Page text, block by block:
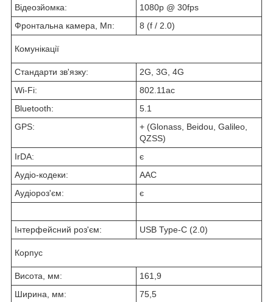
Відеозйомка:
1080p @ 30fps
Фронтальна камера, Мп:
8 (f / 2.0)
Комунікації
Стандарти зв'язку:
2G, 3G, 4G
Wi-Fi:
802.11ac
Bluetooth:
5.1
GPS:
+ (Glonass, Beidou, Galileo,
QZSS)
IrDA:
є
Аудіо-кодеки:
AAC
Аудіороз'єм:
є
Інтерфейсний роз'єм: USB Type-C (2.0)
Корпус
Висота, мм:
161,9
Ширина, мм:
75,5